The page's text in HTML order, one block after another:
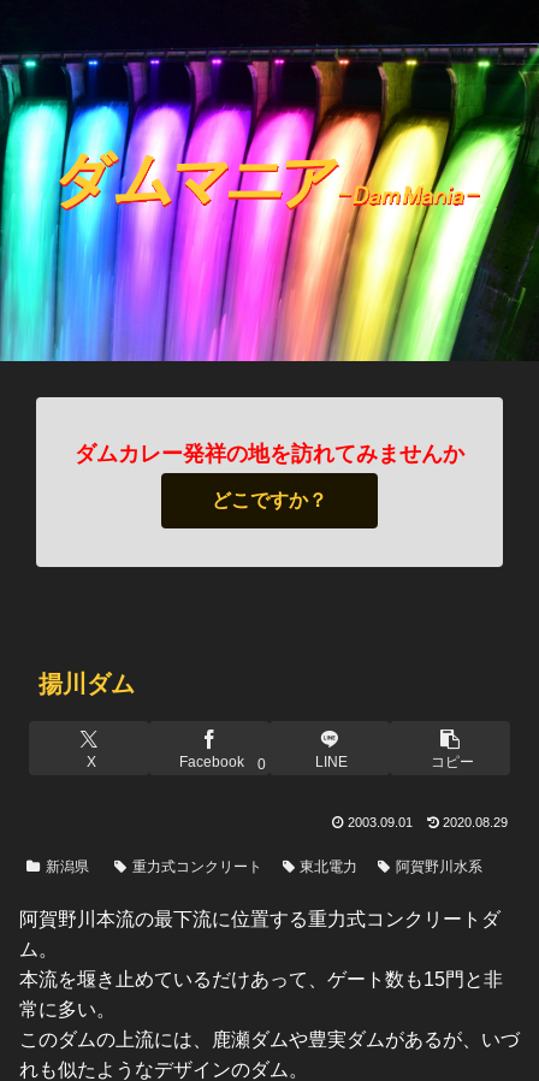
ダムカレー発祥の地を訪れてみませんか
どこですか？
揚川ダム
X Facebook 0 LINE コピー
2003.09.01 2020.08.29
新潟県 重力式コンクリート 東北電力 阿賀野川水系
阿賀野川本流の最下流に位置する重力式コンクリートダ
ム。
本流を堰き止めているだけあって、ゲート数も15門と非
常に多い。
このダムの上流には、鹿瀬ダムや豊実ダムがあるが、いづ
れも似たようなデザインのダム。